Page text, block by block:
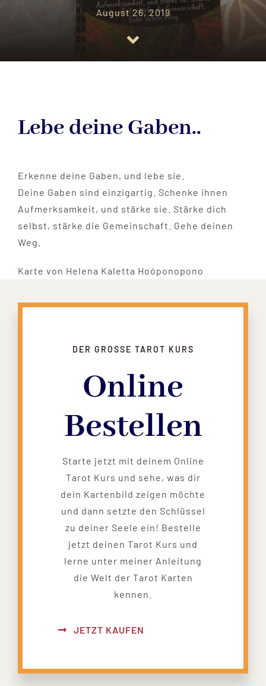
WARENKORB
August 26, 2019
Lebe deine Gaben..
Erkenne deine Gaben, und lebe sie.
Deine Gaben sind einzigartig. Schenke ihnen
Aufmerksamkeit, und stärke sie. Stärke dich
selbst, stärke die Gemeinschaft. Gehe deinen
Weg.
Karte von Helena Kaletta Hoóponopono
DER GROSSE TAROT KURS
Online
Bestellen
Starte jetzt mit deinem Online
Tarot Kurs und sehe, was dir
dein Kartenbild zeigen möchte
und dann setzte den Schlüssel
zu deiner Seele ein! Bestelle
jetzt deinen Tarot Kurs und
lerne unter meiner Anleitung
die Welt der Tarot Karten
kennen.
JETZT KAUFEN